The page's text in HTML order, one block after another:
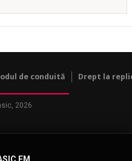
FM
de conduită Drept la
2026